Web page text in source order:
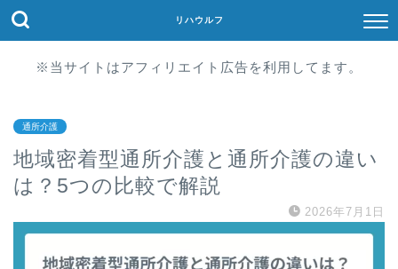
リハウルフ
※当サイトはアフィリエイト広告を利用してます。
通所介護
地域密着型通所介護と通所介護の違い
は？5つの比較で解説
2026年7月1日